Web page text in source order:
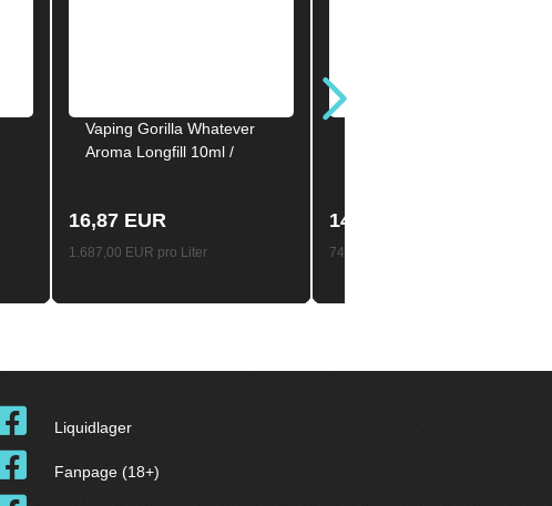
Vaping Gorilla Whatever
Aroma Longfill 10ml /
16,87 EUR
1.687,00 EUR pro Liter
14,87 EUR
743,50 EUR pro Liter
Liquidlager
Fanpage (18+)